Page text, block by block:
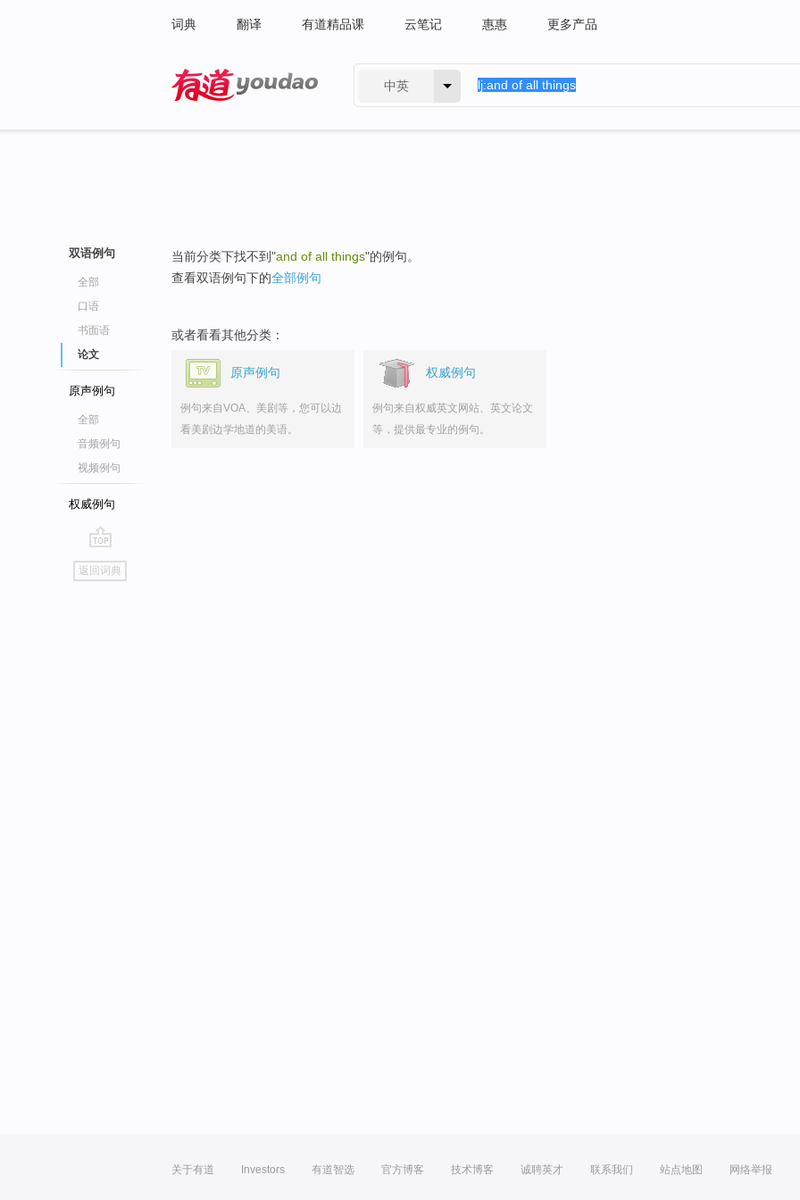
词典 翻译 有道精品课 云笔记 惠惠 更多产品
中英
双语例句
全部
口语
书面语
论文
原声例句
全部
音频例句
视频例句
权威例句
go
top
返回词典
当前分类下找不到"and of all things"的例句。
查看双语例句下的全部例句
或者看看其他分类：
原声例句
例句来自VOA、美剧等，您可以边
看美剧边学地道的美语。
权威例句
例句来自权威英文网站、英文论文
等，提供最专业的例句。
关于有道 Investors 有道智选 官方博客 技术博客 诚聘英才 联系我们 站点地图 网络举报